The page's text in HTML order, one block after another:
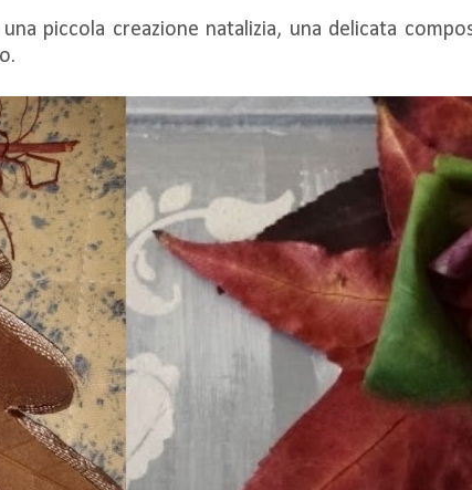
piccola creazione natalizia, una delicata